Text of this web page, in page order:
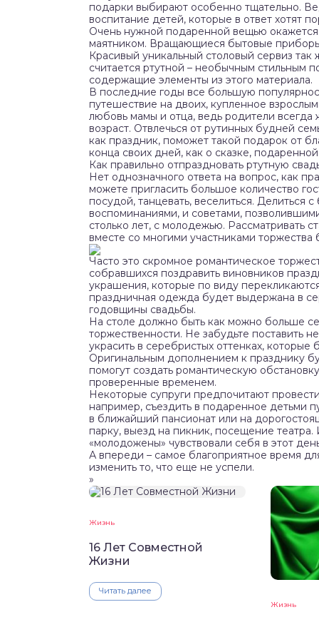
подарки выбирают особенно тщательно.
воспитание детей, которые в ответ хотят
Очень нужной подаренной вещью
маятником. Вращающиеся бытовые
Красивый уникальный столовый сервиз
считается ртутной – необычным
содержащие элементы из этого материала.
В последние годы все большую
путешествие на двоих, купленное
любовь мамы и отца, ведь родители всегда
возраст. Отвлечься от рутинных будней
как праздник, поможет такой подарок от
конца своих дней, как о сказке,
Как правильно отпраздновать ртутную
Нет однозначного ответа на вопрос, как
можете пригласить большое количество
посудой, танцевать, веселиться.
воспоминаниями, и советами,
столько лет, с молодежью. Рассматривать
вместе со многими участниками
Часто это скромное романтическое
собравшихся поздравить виновников
украшения, которые по виду
праздничная одежда будет выдержана в
годовщины свадьбы.
На столе должно быть как можно больше
торжественности. Не забудьте
украсить в серебристых оттенках,
Оригинальным дополнением к празднику
помогут создать романтическую
проверенные временем.
Некоторые супруги предпочитают
например, съездить в подаренное детьми
в ближайший пансионат или на
парку, выезд на пикник, посещение
«молодожены» чувствовали себя в этот
А впереди – самое благоприятное время
изменить то, что еще не успели.
»
Жизнь
16 Лет Совместной
Жизни
Читать далее
Жизнь